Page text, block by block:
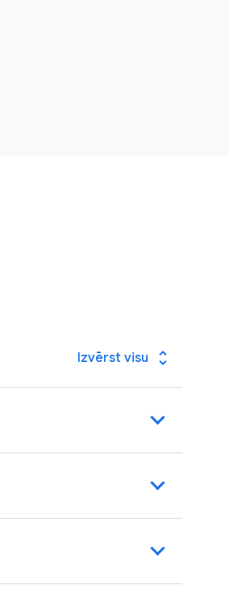
Izvērst visu unfold_more